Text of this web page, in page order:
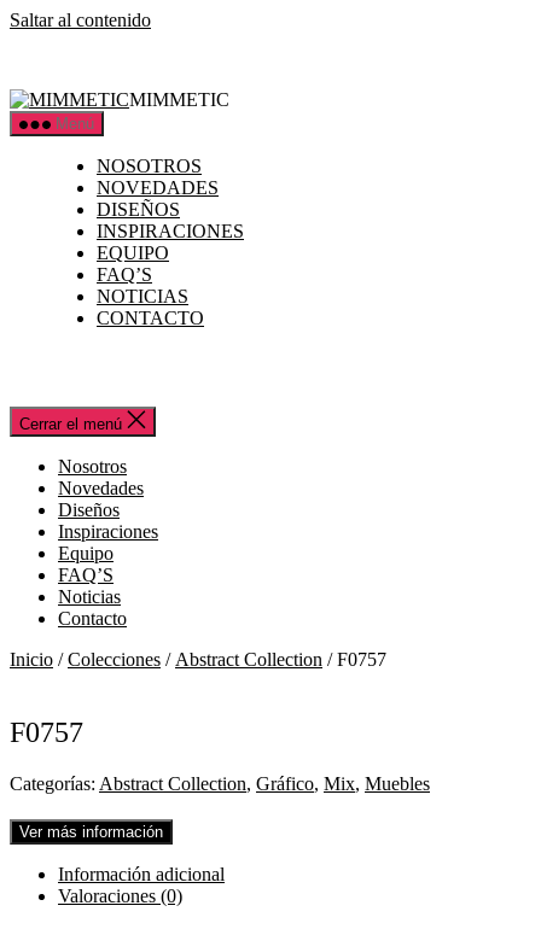
Saltar al contenido
MIMMETIC
Menú
NOSOTROS
NOVEDADES
DISEÑOS
INSPIRACIONES
EQUIPO
FAQ’S
NOTICIAS
CONTACTO
Cerrar el menú
Nosotros
Novedades
Diseños
Inspiraciones
Equipo
FAQ’S
Noticias
Contacto
Inicio /Colecciones / Abstract Collection / F0757
F0757
Categorías: Abstract Collection, Gráfico, Mix, Muebles
Ver más información
Información adicional
Valoraciones (0)